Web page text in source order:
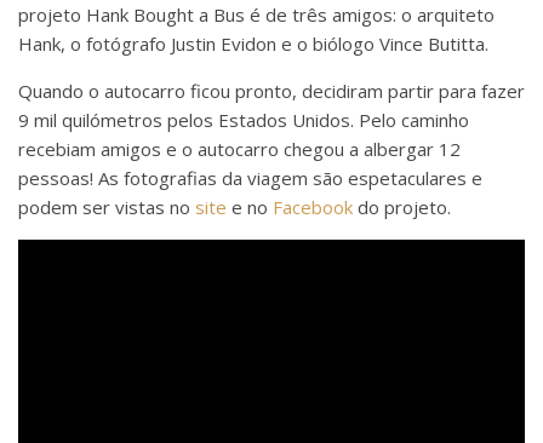
projeto Hank Bought a Bus é de três amigos: o arquiteto
Hank, o fotógrafo Justin Evidon e o biólogo Vince Butitta.
Quando o autocarro ficou pronto, decidiram partir para fazer
9 mil quilómetros pelos Estados Unidos. Pelo caminho
recebiam amigos e o autocarro chegou a albergar 12
pessoas! As fotografias da viagem são espetaculares e
podem ser vistas no site e no Facebook do projeto.